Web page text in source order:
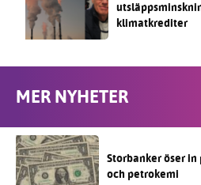
klimatkrediter
MER NYHETER
Storbanker öser
och petrokemi